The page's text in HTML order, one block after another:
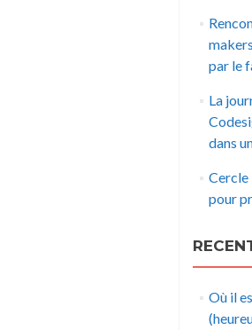
par le
La
dans
Cercle
pour
Où il